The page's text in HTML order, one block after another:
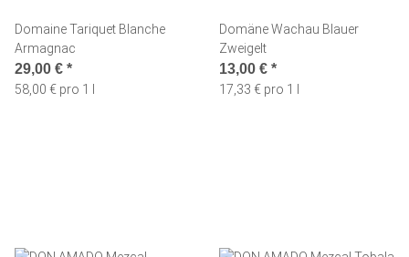
Domaine Tariquet Blanche
Armagnac
29,00 € *
58,00 € pro 1 l
Domäne Wachau Blauer
Zweigelt
13,00 € *
17,33 € pro 1 l